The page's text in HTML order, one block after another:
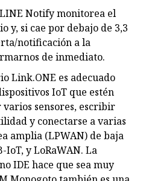
Notify monitorea el
y, si cae por debajo de 3,3
notificación a la
de inmediato.
Link.ONE es adecuado
IoT que estén
sensores, escribir
y conectarse a varias
amplia (LPWAN) de baja
IoT, y LoRaWAN. La
IDE hace que sea muy